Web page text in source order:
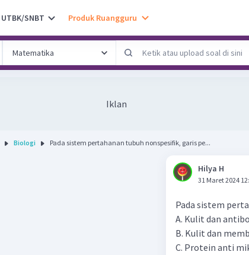
UTBK/SNBT Produk Ruangguru
Iklan
Biologi Pada sistem pertahanan tubuh nonspesifik, garis pe...
Hilya H
31 Maret 2024
Pada sistem
A. Kulit dan
B. Kulit dan
C. Protein anti